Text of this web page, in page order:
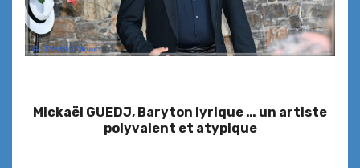
Mickaël GUEDJ, Baryton lyrique … un artiste
polyvalent et atypique